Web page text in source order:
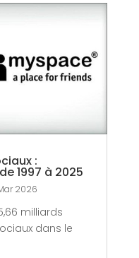
:
1997 à 2025
2026
milliards
dans le